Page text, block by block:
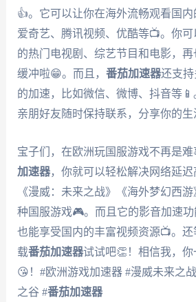
👍。它可以让你在海外流畅观看国
爱奇艺、腾讯视频、优酷等📺。你
的热门电视剧、综艺节目和电影，
缓冲啦😁。而且， 番茄加速器还支
的加速，比如微信、微博、抖音等
亲朋好友随时保持联系，分享你的生
宝子们，在欧洲玩国服游戏不再是
加速器，你就可以轻松解决网络延
《漫威：未来之战》《海外梦幻西
种国服游戏🎮。而且它的影音加速
也能享受国内的丰富视频资源📺。
载番茄加速器试试吧👏！相信我，
😘！#欧洲游戏加速器 #漫威未来之
之谷 #番茄加速器